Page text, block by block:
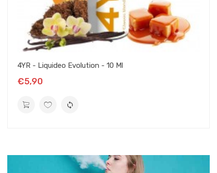
4YR - Liquideo Evolution - 10 Ml
€5,90